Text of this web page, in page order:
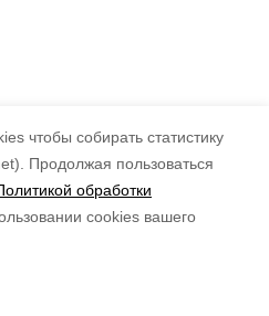
чтобы собирать статистику
Продолжая пользоваться
обработки
cookies вашего